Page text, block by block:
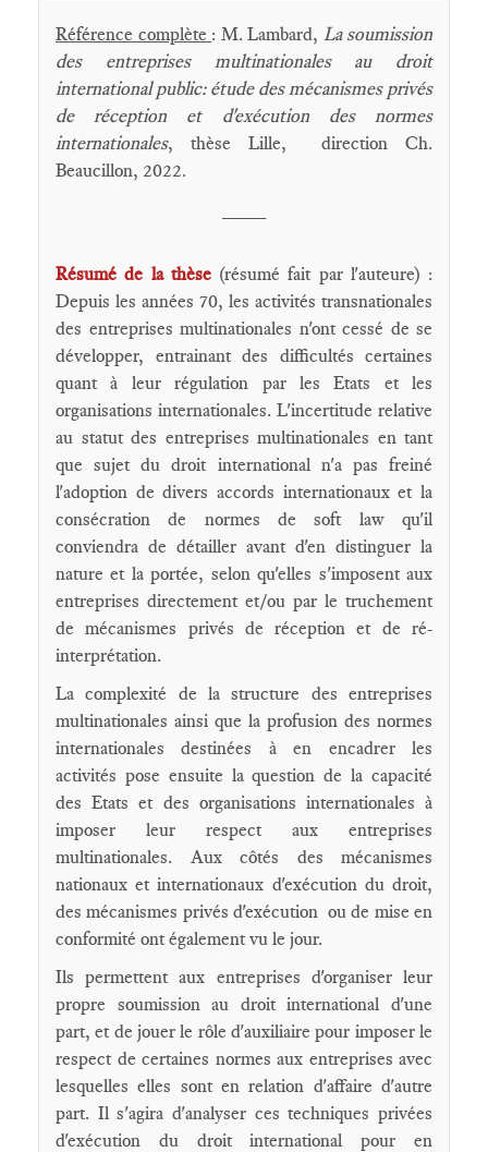
Référence complète : M. Lambard, La soumission
des entreprises multinationales au droit
international public: étude des mécanismes privés
de réception et d'exécution des normes
internationales, thèse Lille, direction Ch.
Beaucillon, 2022.
Résumé de la thèse(résumé fait par l'auteure) :
Depuis les années 70, les activités transnationales
des entreprises multinationales n'ont cessé de se
développer, entrainant des difficultés certaines
quant à leur régulation par les Etats et les
organisations internationales. L'incertitude relative
au statut des entreprises multinationales en tant
que sujet du droit international n'a pas freiné
l'adoption de divers accords internationaux et la
consécration de normes de soft law qu'il
conviendra de détailler avant d'en distinguer la
nature et la portée, selon qu'elles s'imposent aux
entreprises directement et/ou par le truchement
de mécanismes privés de réception et de ré-
interprétation.
La complexité de la structure des entreprises
multinationales ainsi que la profusion des normes
internationales destinées à en encadrer les
activités pose ensuite la question de la capacité
des Etats et des organisations internationales à
imposer leur respect aux entreprises
multinationales. Aux côtés des mécanismes
nationaux et internationaux d'exécution du droit,
des mécanismes privés d'exécution  ou de mise en
conformité ont également vu le jour.
Ils permettent aux entreprises d'organiser leur
propre soumission au droit international d'une
part, et de jouer le rôle d'auxiliaire pour imposer le
respect de certaines normes aux entreprises avec
lesquelles elles sont en relation d'affaire d'autre
part. Il s'agira d'analyser ces techniques privées
d'exécution du droit international pour en